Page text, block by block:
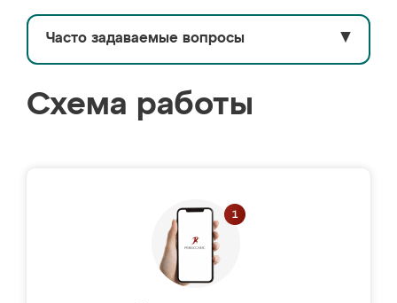
Часто задаваемые вопросы ▼
Схема работы